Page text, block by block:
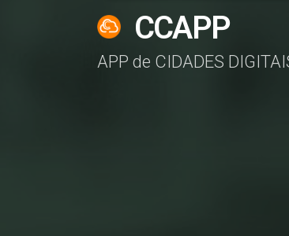
CCAPP
APP de CIDADES